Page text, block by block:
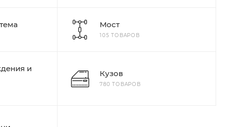
Мост
105 ТОВАРОВ
и
Кузов
780 ТОВАРОВ